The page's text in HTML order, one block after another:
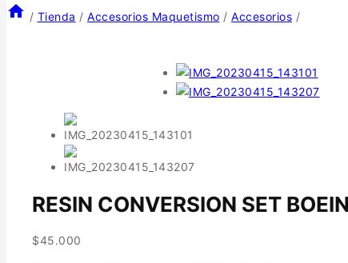
/ Tienda / Accesorios Maquetismo / Accesorios /
RESIN CONVERSION SET
$45.000